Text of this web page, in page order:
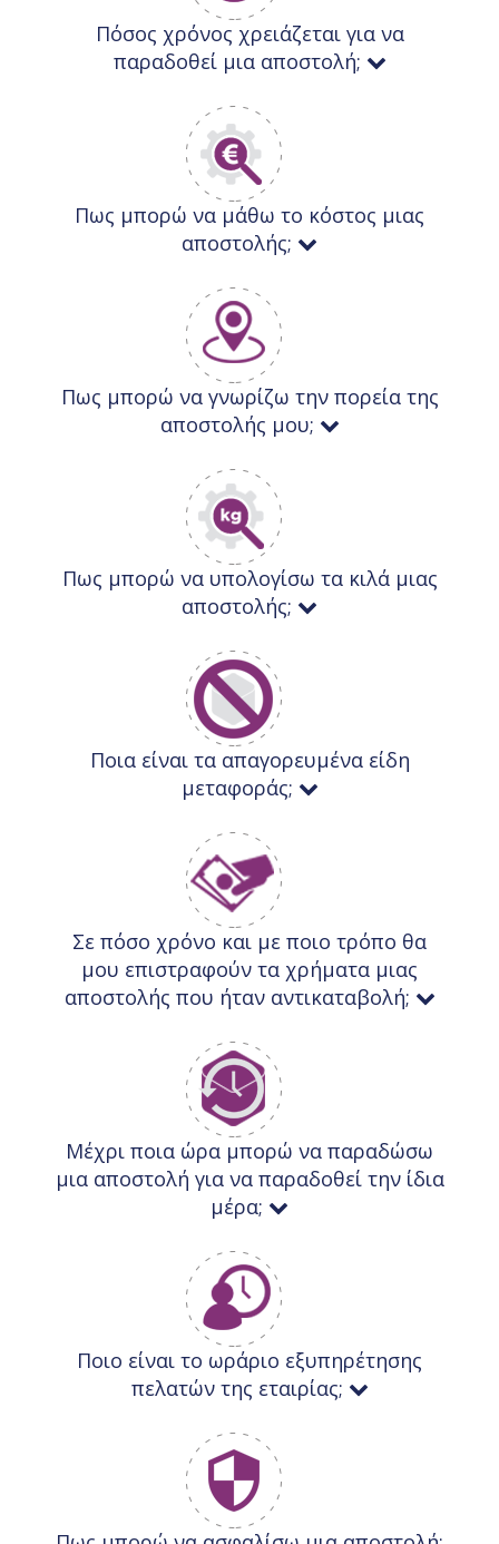
Πόσος χρόνος χρειάζεται για να
παραδοθεί μια αποστολή;
Πως μπορώ να μάθω το κόστος μιας
αποστολής;
Πως μπορώ να γνωρίζω την πορεία της
αποστολής μου;
Πως μπορώ να υπολογίσω τα κιλά μιας
αποστολής;
Ποια είναι τα απαγορευμένα είδη
μεταφοράς;
Σε πόσο χρόνο και με ποιο τρόπο θα
μου επιστραφούν τα χρήματα μιας
αποστολής που ήταν αντικαταβολή;
Μέχρι ποια ώρα μπορώ να παραδώσω
μια αποστολή για να παραδοθεί την ίδια
μέρα;
Ποιο είναι το ωράριο εξυπηρέτησης
πελατών της εταιρίας;